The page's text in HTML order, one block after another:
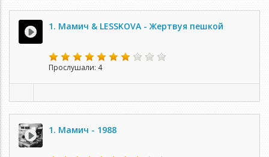
1. Мамич & LESSKOVA - Жертвуя пешкой
Прослушали: 4
1. Мамич - 1988